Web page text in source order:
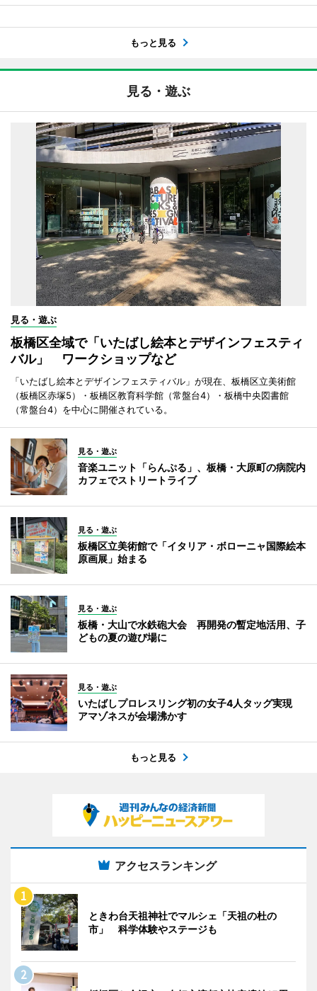
もっと見る
見る・遊ぶ
見る・遊ぶ
板橋区全域で「いたばし絵本とデザインフェスティ
バル」 ワークショップなど
「いたばし絵本とデザインフェスティバル」が現在、板橋区立美術館
（板橋区赤塚5）・板橋区教育科学館（常盤台4）・板橋中央図書館
（常盤台4）を中心に開催されている。
見る・遊ぶ
音楽ユニット「らんぷる」、板橋・大原町の病院内
カフェでストリートライブ
見る・遊ぶ
板橋区立美術館で「イタリア・ボローニャ国際絵本
原画展」始まる
見る・遊ぶ
板橋・大山で水鉄砲大会 再開発の暫定地活用、子
どもの夏の遊び場に
見る・遊ぶ
いたばしプロレスリング初の女子4人タッグ実現
アマゾネスが会場沸かす
もっと見る
アクセスランキング
ときわ台天祖神社でマルシェ「天祖の杜の
市」 科学体験やステージも